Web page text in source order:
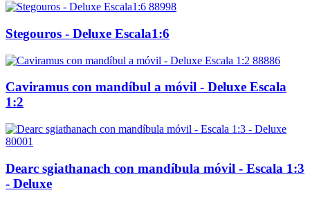
88998
Stegouros - Deluxe Escala1:6
88886
Caviramus con mandíbul a móvil - Deluxe Escala
1:2
80001
Dearc sgiathanach con mandíbula móvil - Escala 1:3
- Deluxe